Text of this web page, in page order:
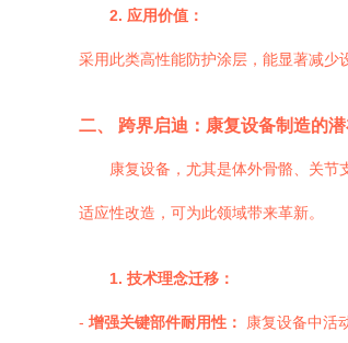
2. 应用价值：
采用此类高性能防护涂层，能显著减少
二、 跨界启迪：康复设备制造的潜
康复设备，尤其是体外骨骼、关
适应性改造，可为此领域带来革新。
1. 技术理念迁移：
- 增强关键部件耐用性： 康复设备中活